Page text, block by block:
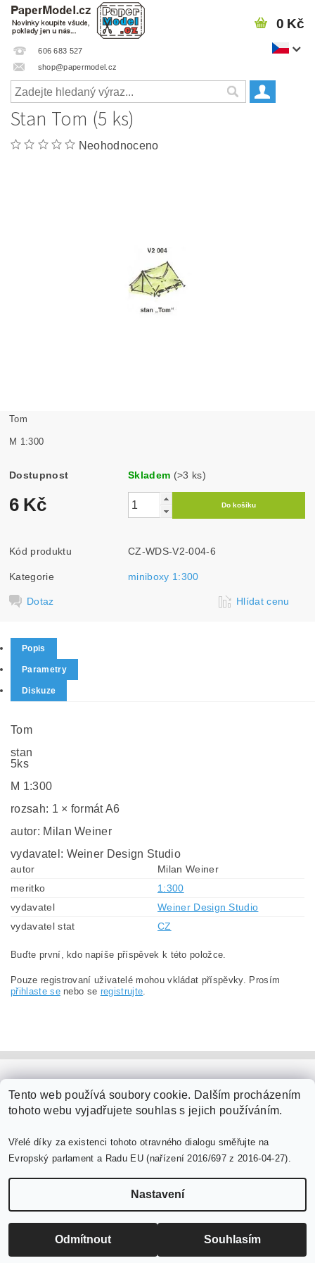
606 683 527
shop@papermodel.cz
0 Kč
Stan Tom (5 ks)
Neohodnoceno
Tom
M 1:300
Dostupnost Skladem (>3 ks)
6 Kč
Kód produktu CZ-WDS-V2-004-6
Kategorie miniboxy 1:300
Dotaz Hlídat cenu
Popis
Parametry
Diskuze
Tom
stan
5ks
M 1:300
rozsah: 1 × formát A6
autor: Milan Weiner
vydavatel: Weiner Design Studio
autor
Milan Weiner
meritko
1:300
vydavatel
Weiner Design Studio
vydavatel stat
CZ
Buďte první, kdo napíše příspěvek k této položce.
Pouze registrovaní uživatelé mohou vkládat příspěvky. Prosím
přihlaste senebo se registrujte.
Vytvořil Shoptet
-->
Tento web používá soubory cookie. Dalším procházením
tohoto webu vyjadřujete souhlas s jejich používáním.
Vřelé díky za existenci tohoto otravného dialogu směřujte na
Evropský parlament a Radu EU (nařízení 2016/697 z 2016-04-27).
Nastavení
Odmítnout Souhlasím